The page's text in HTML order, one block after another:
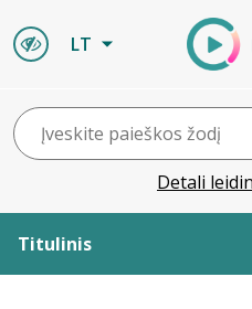
LT
Detali
Titulinis